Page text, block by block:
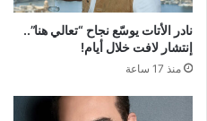
نادر الأتات يوسّع نجاح “تعالي هنا”..
إنتشار لافت خلال أيام!
منذ 17 ساعة